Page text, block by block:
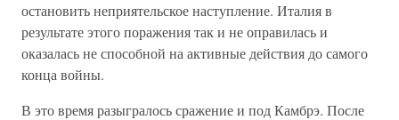
остановить неприятельское наступление. Италия в
результате этого поражения так и не оправилась и
оказалась не способной на активные действия до самого
конца войны.
В это время разыгралось сражение и под Камбрэ. После